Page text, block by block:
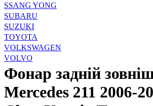
SSANG YONG
SUBARU
SUZUKI
TOYOTA
VOLKSWAGEN
VOLVO
Фонар задній
Mercedes 211 2006-